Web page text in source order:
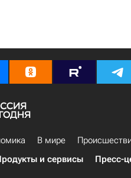
В мире
и сервисы Пресс-